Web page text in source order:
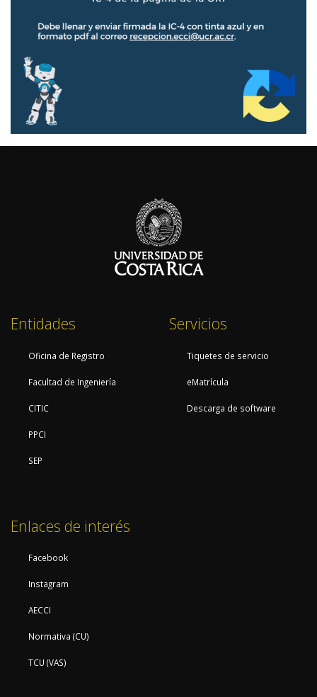
Entidades
Oficina de Registro
Facultad de Ingeniería
CITIC
PPCI
SEP
Servicios
Tiquetes de servicio
eMatrícula
Descarga de software
Enlaces de interés
Facebook
Instagram
AECCI
Normativa (CU)
TCU (VAS)